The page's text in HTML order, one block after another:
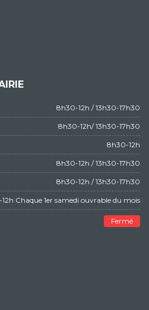
8h30-12h / 13h30-17h30
8h30-12h/ 13h30-17h30
8h30-12h
8h30-12h / 13h30-17h30
8h30-12h / 13h30-17h30
Chaque 1er samedi ouvrable du mois
Fermé